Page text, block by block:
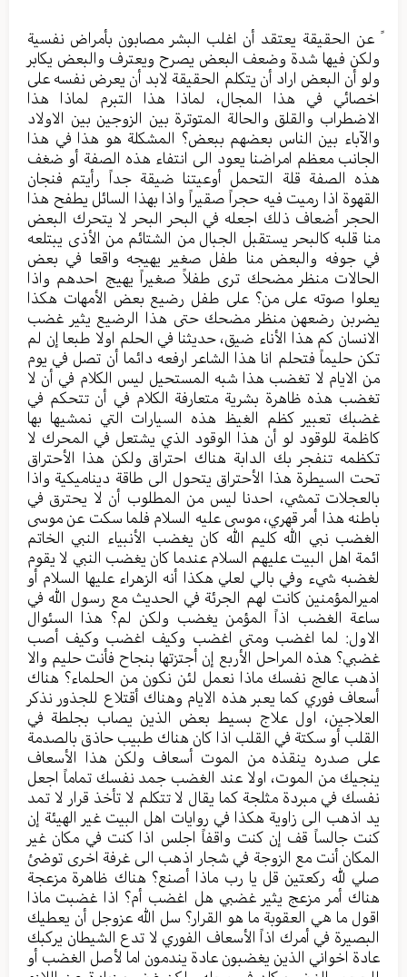
ً عن الحقيقة يعتقد أن اغلب البشر مصابون بأمراض نفسية
ولكن فيها شدة وضعف البعض يصرح ويعترف والبعض يكابر
ولو أن البعض اراد أن يتكلم الحقيقة لابد أن يعرض نفسه على
اخصائي في هذا المجال، لماذا هذا التبرم لماذا هذا
الاضطراب والقلق والحالة المتوترة بين الزوجين بين الاولاد
والآباء بين الناس بعضهم ببعض؟ المشكلة هو هذا في هذا
الجانب معظم امراضنا يعود الى انتفاء هذه الصفة أو ضغف
هذه الصفة قلة التحمل أوعيتنا ضيقة جداً رأيتم فنجان
القهوة اذا رميت فيه حجراً صقيراً واذا بهذا السائل يطفح هذا
الحجر أضعاف ذلك اجعله في البحر البحر لا يتحرك البعض
منا قلبه كالبحر يستقبل الجبال من الشتائم من الأذى يبتلعه
في جوفه والبعض منا طفل صغير يهيجه واقعا في بعض
الحالات منظر مضحك ترى طفلاً صغيراً يهيج احدهم واذا
يعلوا صوته على من؟ على طفل رضيع بعض الأمهات هكذا
يضربن رضعهن منظر مضحك حتى هذا الرضيع يثير غضب
الانسان كم هذا الأناء ضيق، حديثنا في الحلم اولا طبعا إن لم
تكن حليماً فتحلم انا هذا الشاعر ارفعه دائما أن تصل في يوم
من الايام لا تغضب هذا شبه المستحيل ليس الكلام في أن لا
تغضب هذه ظاهرة بشرية متعارفة الكلام في أن تتحكم في
غضبك تعبير كظم الغيظ هذه السيارات التي نمشيها بها
كاظمة للوقود لو أن هذا الوقود الذي يشتعل في المحرك لا
تكظمه تنفجر بك الدابة هناك احتراق ولكن هذا الأحتراق
تحت السيطرة هذا الأحتراق يتحول الى طاقة ديناميكية واذا
بالعجلات تمشي، احدنا ليس من المطلوب أن لا يحترق في
باطنه هذا أمر قهري، موسى عليه السلام فلما سكت عن موسى
الغضب نبي الله كليم الله كان يغضب الأنبياء النبي الخاتم
ائمة اهل البيت عليهم السلام عندما كان يغضب النبي لا يقوم
لغضبه شيء وفي بالي لعلي هكذا أنه الزهراء عليها السلام أو
اميرالمؤمنين كانت لهم الجرئة في الحديث مع رسول الله في
ساعة الغضب اذاً المؤمن يغضب ولكن لم؟ هذا السئوال
الاول: لما اغضب ومتى اغضب وكيف اغضب وكيف أصب
غضبي؟ هذه المراحل الأربع إن أجتزتها بنجاح فأنت حليم والا
اذهب عالج نفسك ماذا نعمل لئن نكون من الحلماء؟ هناك
أسعاف فوري كما يعبر هذه الايام وهناك أقتلاع للجذور نذكر
العلاجين، اول علاج بسيط بعض الذين يصاب بجلطة في
القلب أو سكتة في القلب اذا كان هناك طبيب حاذق بالصدمة
على صدره ينقذه من الموت أسعاف ولكن هذا الأسعاف
ينجيك من الموت، اولا عند الغضب جمد نفسك تماماً اجعل
نفسك في مبردة مثلجة كما يقال لا تتكلم لا تأخذ قرار لا تمد
يد اذهب الى زاوية هكذا في روايات اهل البيت غير الهيئة إن
كنت جالساً قف إن كنت واقفاً اجلس اذا كنت في مكان غير
المكان أنت مع الزوجة في شجار اذهب الى غرفة اخرى توضئ
صلي لله ركعتين قل يا رب ماذا أصنع؟ هناك ظاهرة مزعجة
هناك أمر مزعج يثير غضبي هل اغضب أم؟ اذا غضبت ماذا
اقول ما هي العقوبة ما هو القرار؟ سل الله عزوجل أن يعطيك
البصيرة في أمرك اذاً الأسعاف الفوري لا تدع الشيطان يركبك
عادة اخواني الذين يغضبون عادة يندمون اما لأصل الغضب أو